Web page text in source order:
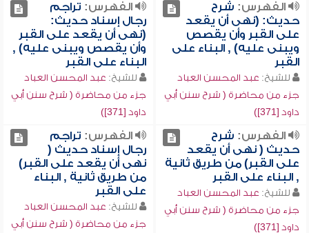
الفهرس: شرح
حديث: (نهى أن يقعد
على القبر وأن يقصص
ويبنى عليه) , البناء على
القبر
للشيخ: عبد المحسن العباد
جزء من محاضرة ( شرح سنن أبي
داود [371])
الفهرس: تراجم
رجال إسناد حديث:
(نهى أن يقعد على القبر
وأن يقصص ويبنى عليه) ,
البناء على القبر
للشيخ: عبد المحسن العباد
جزء من محاضرة ( شرح سنن أبي
داود [371])
الفهرس: شرح
حديث ( نهى أن يقعد
على القبر) من طريق ثانية
, البناء على القبر
للشيخ: عبد المحسن العباد
جزء من محاضرة ( شرح سنن أبي
داود [371])
الفهرس: تراجم
رجال إسناد حديث (
نهى أن يقعد على القبر)
من طريق ثانية , البناء
على القبر
للشيخ: عبد المحسن العباد
جزء من محاضرة ( شرح سنن أبي